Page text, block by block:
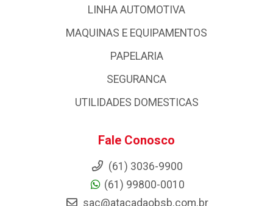
LINHA AUTOMOTIVA
MAQUINAS E EQUIPAMENTOS
PAPELARIA
SEGURANCA
UTILIDADES DOMESTICAS
Fale Conosco
(61) 3036-9900
(61) 99800-0010
sac@atacadaobsb.com.br